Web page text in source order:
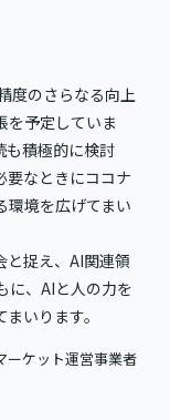
度のさらなる向上
を予定していま
も積極的に検討
要なときにココナ
環境を広げてまい
と捉え、AI関連領
に、AIと人の力を
いります。
ーケット運営事業者